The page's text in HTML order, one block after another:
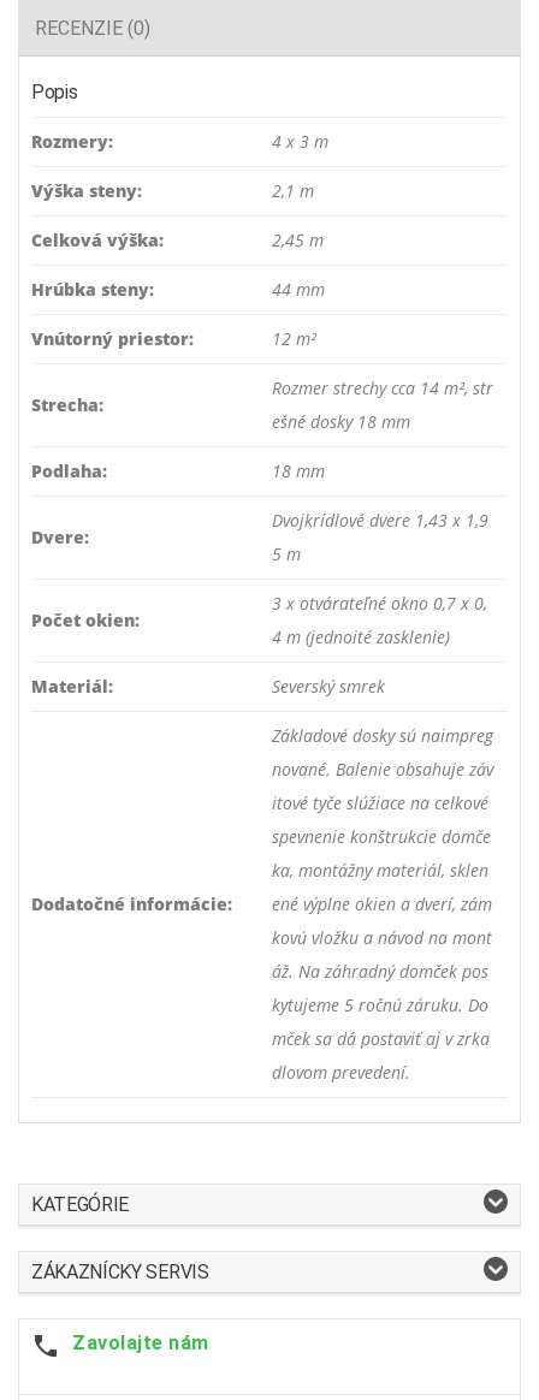
RECENZIE (0)
Popis
Rozmery: 4 x 3 m
Výška steny: 2,1 m
Celková výška: 2,45 m
Hrúbka steny: 44 mm
Vnútorný priestor: 12 m²
Strecha:
Rozmer strechy cca 14 m², str
ešné dosky 18 mm
Podlaha: 18 mm
Dvere:
Dvojkrídlové dvere 1,43 x 1,9
5 m
Počet okien:
3 x otvárateľné okno 0,7 x 0,
4 m (jednoité zasklenie)
Materiál: Severský smrek
Dodatočné informácie:
Základové dosky sú naimpreg
nované. Balenie obsahuje záv
itové tyče slúžiace na celkové
spevnenie konštrukcie domče
ka, montážny materiál, sklen
ené výplne okien a dverí, zám
kovú vložku a návod na mont
áž. Na záhradný domček pos
kytujeme 5 ročnú záruku. Do
mček sa dá postaviť aj v zrka
dlovom prevedení.
KATEGÓRIE
ZÁKAZNÍCKY SERVIS
Zavolajte nám